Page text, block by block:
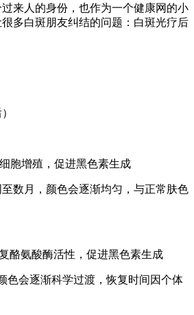
来人的身份，也作为一个健康网的小
多白斑朋友纠结的问题：白斑光疗后
胞增殖，促进黑色素生成
数月，颜色会逐渐均匀，与正常肤色
酪氨酸酶活性，促进黑色素生成
色会逐渐科学过渡，恢复时间因个体